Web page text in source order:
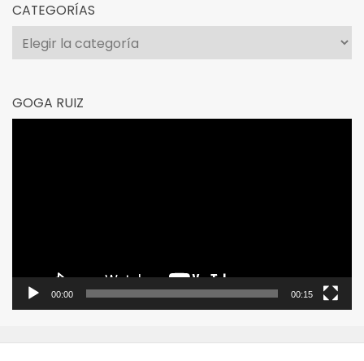
CATEGORÍAS
Categorías
GOGA RUIZ
00:00 00:15